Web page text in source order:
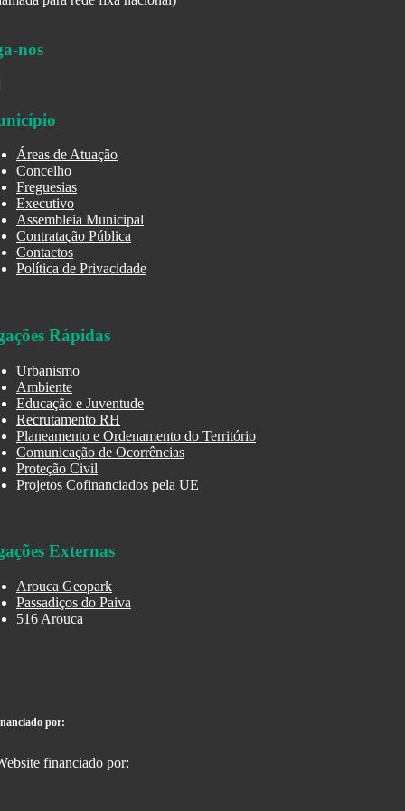
nos
Áreas de Atuação
Concelho
Freguesias
Executivo
Assembleia Municipal
Contratação Pública
Contactos
Política de Privacidade
Rápidas
Urbanismo
Ambiente
Educação e Juventude
Recrutamento RH
Planeamento e Ordenamento do Território
Comunicação de Ocorrências
Proteção Civil
Projetos Cofinanciados pela UE
Externas
Arouca Geopark
Passadiços do Paiva
516 Arouca
por: